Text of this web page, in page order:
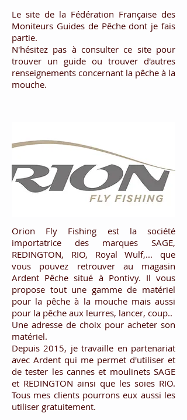
Le site de la Fédération Française des
Moniteurs Guides de Pêche dont je fais
partie.
N'hésitez pas à consulter ce site pour
trouver un guide ou trouver d'autres
renseignements concernant la pêche à la
mouche.
Orion Fly Fishing est la société
importatrice des marques SAGE,
REDINGTON, RIO, Royal Wulf,... que
vous pouvez retrouver au magasin
Ardent Pêche situé à Pontivy. Il vous
propose tout une gamme de matériel
pour la pêche à la mouche mais aussi
pour la pêche aux leurres, lancer, coup..
Une adresse de choix pour acheter son
matériel.
Depuis 2015, je travaille en partenariat
avec Ardent qui me permet d'utiliser et
de tester les cannes et moulinets SAGE
et REDINGTON ainsi que les soies RIO.
Tous mes clients pourrons eux aussi les
utiliser gratuitement.